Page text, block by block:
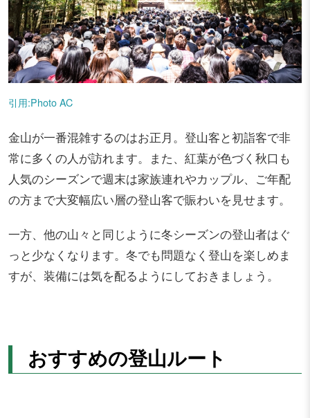
引用:Photo AC
金山が一番混雑するのはお正月。登山客と初詣客で非
常に多くの人が訪れます。また、紅葉が色づく秋口も
人気のシーズンで週末は家族連れやカップル、ご年配
の方まで大変幅広い層の登山客で賑わいを見せます。
一方、他の山々と同じように冬シーズンの登山者はぐ
っと少なくなります。冬でも問題なく登山を楽しめま
すが、装備には気を配るようにしておきましょう。
おすすめの登山ルート